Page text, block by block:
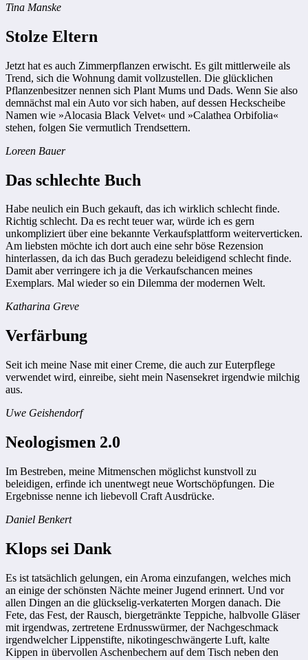
Tina Manske
Stolze Eltern
Jetzt hat es auch Zimmerpflanzen erwischt. Es gilt mittlerweile als
Trend, sich die Wohnung damit vollzustellen. Die glücklichen
Pflanzenbesitzer nennen sich Plant Mums und Dads. Wenn Sie also
demnächst mal ein Auto vor sich haben, auf dessen Heckscheibe
Namen wie »Alocasia Black Velvet« und »Calathea Orbifolia«
stehen, folgen Sie vermutlich Trendsettern.
Loreen Bauer
Das schlechte Buch
Habe neulich ein Buch gekauft, das ich wirklich schlecht finde.
Richtig schlecht. Da es recht teuer war, würde ich es gern
unkompliziert über eine bekannte Verkaufsplattform weiterverticken.
Am liebsten möchte ich dort auch eine sehr böse Rezension
hinterlassen, da ich das Buch geradezu beleidigend schlecht finde.
Damit aber verringere ich ja die Verkaufschancen meines
Exemplars. Mal wieder so ein Dilemma der modernen Welt.
Katharina Greve
Verfärbung
Seit ich meine Nase mit einer Creme, die auch zur Euterpflege
verwendet wird, einreibe, sieht mein Nasensekret irgendwie milchig
aus.
Uwe Geishendorf
Neologismen 2.0
Im Bestreben, meine Mitmenschen möglichst kunstvoll zu
beleidigen, erfinde ich unentwegt neue Wortschöpfungen. Die
Ergebnisse nenne ich liebevoll Craft Ausdrücke.
Daniel Benkert
Klops sei Dank
Es ist tatsächlich gelungen, ein Aroma einzufangen, welches mich
an einige der schönsten Nächte meiner Jugend erinnert. Und vor
allen Dingen an die glückselig-verkaterten Morgen danach. Die
Fete, das Fest, der Rausch, biergetränkte Teppiche, halbvolle Gläser
mit irgendwas, zertretene Erdnusswürmer, der Nachgeschmack
irgendwelcher Lippenstifte, nikotingeschwängerte Luft, kalte
Kippen in übervollen Aschenbechern auf dem Tisch neben den